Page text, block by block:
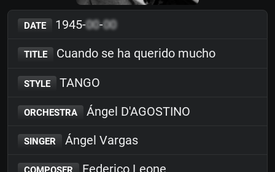
DATE 1945-00-00
TITLE Cuando se ha querido mucho
STYLE TANGO
ORCHESTRA Ángel D'AGOSTINO
SINGER Ángel Vargas